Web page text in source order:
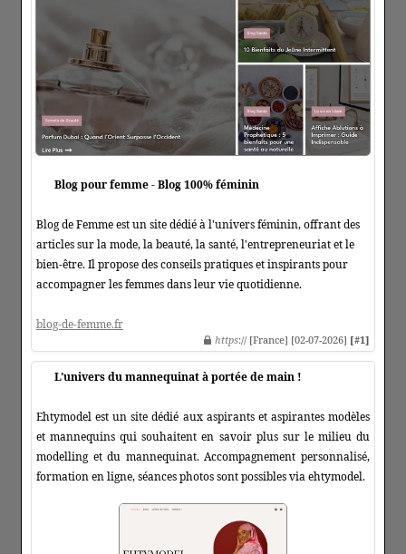
Blog pour femme - Blog 100% féminin
Blog de Femme est un site dédié à l'univers féminin, offrant des
articles sur la mode, la beauté, la santé, l'entrepreneuriat et le
bien-être. Il propose des conseils pratiques et inspirants pour
accompagner les femmes dans leur vie quotidienne.
blog-de-femme.fr
https:// [France] [02-07-2026] [#1]
L'univers du mannequinat à portée de main !
Ehtymodel est un site dédié aux aspirants et aspirantes modèles
et mannequins qui souhaitent en savoir plus sur le milieu du
modelling et du mannequinat. Accompagnement personnalisé,
formation en ligne, séances photos sont possibles via ehtymodel.